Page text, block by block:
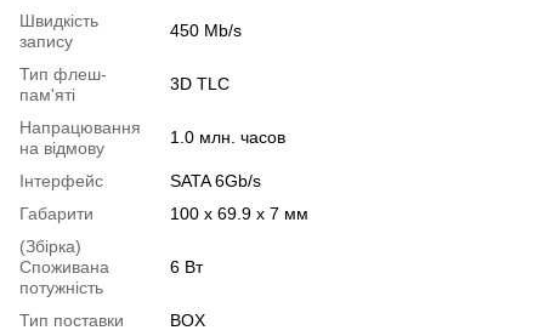
Швидкість
запису
450 Mb/s
Тип флеш-
пам'яті
3D TLC
Напрацювання
на відмову
1.0 млн. часов
Інтерфейс
SATA 6Gb/s
Габарити
100 x 69.9 x 7 мм
(Збірка)
Споживана
потужність
6 Вт
Тип поставки
BOX